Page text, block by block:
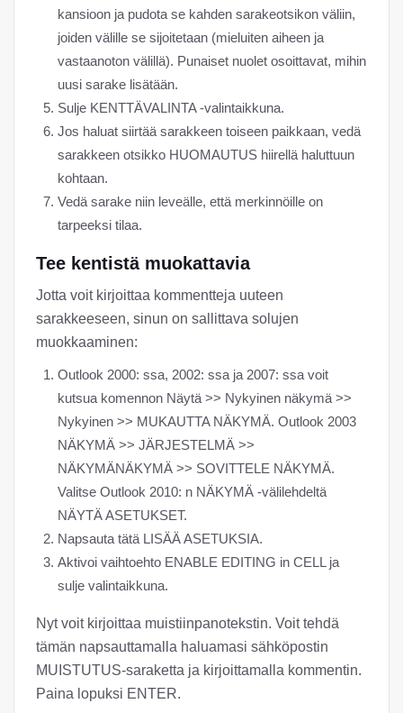
kansioon ja pudota se kahden sarakeotsikon väliin,
joiden välille se sijoitetaan (mieluiten aiheen ja
vastaanoton välillä). Punaiset nuolet osoittavat, mihin
uusi sarake lisätään.
Sulje KENTTÄVALINTA -valintaikkuna.
Jos haluat siirtää sarakkeen toiseen paikkaan, vedä
sarakkeen otsikko HUOMAUTUS hiirellä haluttuun
kohtaan.
Vedä sarake niin leveälle, että merkinnöille on
tarpeeksi tilaa.
Tee kentistä muokattavia
Jotta voit kirjoittaa kommentteja uuteen
sarakkeeseen, sinun on sallittava solujen
muokkaaminen:
Outlook 2000: ssa, 2002: ssa ja 2007: ssa voit
kutsua komennon Näytä >> Nykyinen näkymä >>
Nykyinen >> MUKAUTTA NÄKYMÄ. Outlook 2003
NÄKYMÄ >> JÄRJESTELMÄ >>
NÄKYMÄNÄKYMÄ >> SOVITTELE NÄKYMÄ.
Valitse Outlook 2010: n NÄKYMÄ -välilehdeltä
NÄYTÄ ASETUKSET.
Napsauta tätä LISÄÄ ASETUKSIA.
Aktivoi vaihtoehto ENABLE EDITING in CELL ja
sulje valintaikkuna.
Nyt voit kirjoittaa muistiinpanotekstin. Voit tehdä
tämän napsauttamalla haluamasi sähköpostin
MUISTUTUS-saraketta ja kirjoittamalla kommentin.
Paina lopuksi ENTER.